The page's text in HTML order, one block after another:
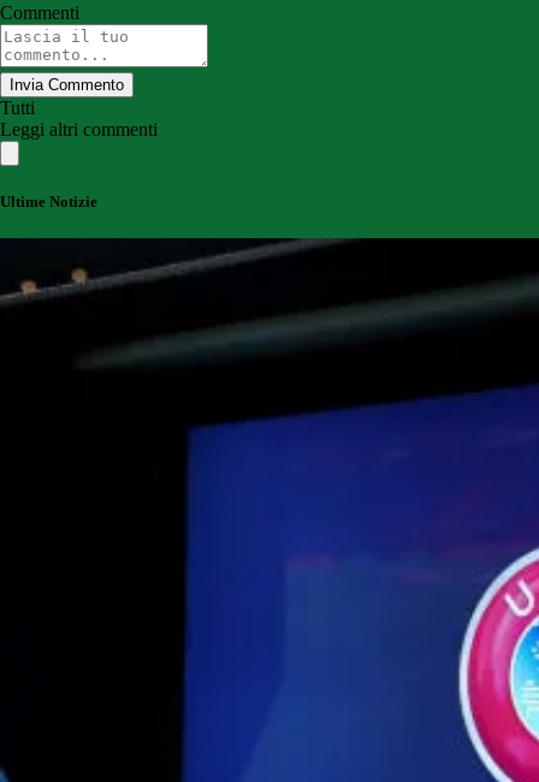
Commenti
Invia Commento
Tutti
Leggi altri commenti
Ultime Notizie